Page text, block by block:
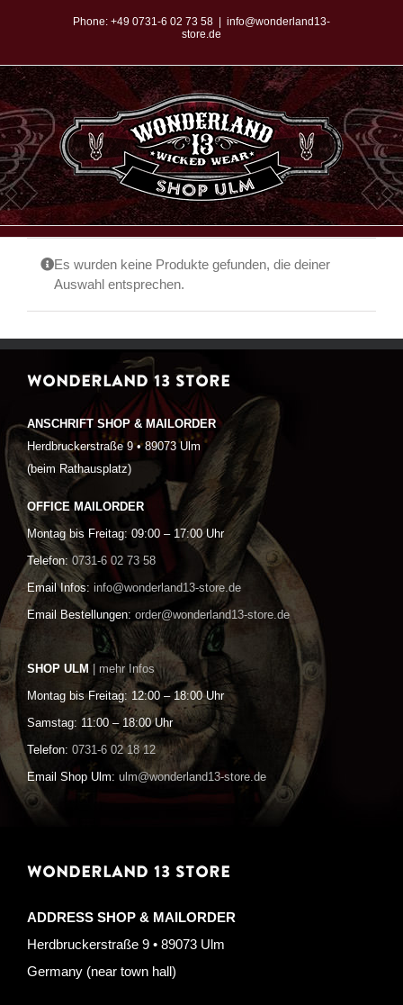
springen
Phone: +49 0731-6 02 73 58
info@wonderland13-
store.de
Es wurden keine Produkte gefunden, die deiner
Auswahl entsprechen.
WONDERLAND 13 STORE
ANSCHRIFT SHOP & MAILORDER
Herdbruckerstraße 9 • 89073 Ulm
(beim Rathausplatz)
OFFICE MAILORDER
Montag bis Freitag: 09:00 – 17:00 Uhr
Telefon: 0731-6 02 73 58
Email Infos: info@wonderland13-store.de
Email Bestellungen: order@wonderland13-store.de
SHOP ULM | mehr Infos
Montag bis Freitag: 12:00 – 18:00 Uhr
Samstag: 11:00 – 18:00 Uhr
Telefon: 0731-6 02 18 12
Email Shop Ulm: ulm@wonderland13-store.de
WONDERLAND 13 STORE
ADDRESS SHOP & MAILORDER
Herdbruckerstraße 9 • 89073 Ulm
Germany (near town hall)